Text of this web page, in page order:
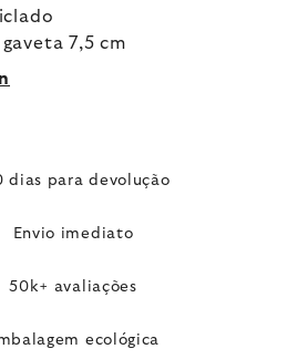
7,5 cm
dias para devolução
Envio imediato
50k+ avaliações
ecológica